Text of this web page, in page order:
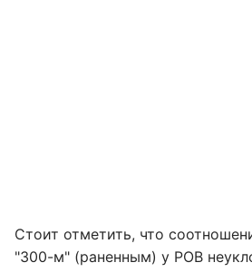
Стоит отметить, что
"300-м" (раненным) у РОВ